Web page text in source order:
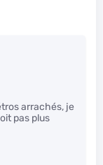
arrachés, je
pas plus